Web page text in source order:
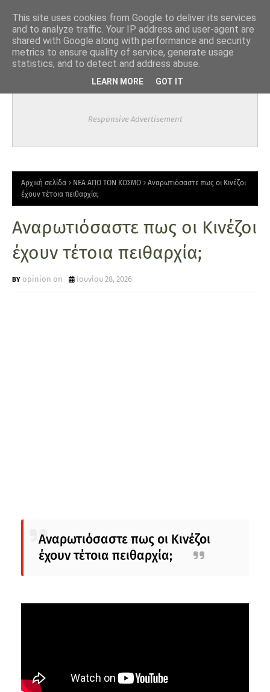
Responsive Advertisement
Αρχική σελίδα ΝΕΑ ΑΠΟ ΤΟΝ ΚΟΣΜΟ
Αναρωτιόσαστε πως οι Κινέζοι
έχουν τέτοια πειθαρχία;
Αναρωτιόσαστε πως οι Κινέζοι
έχουν τέτοια πειθαρχία;
opinion on Ιουνίου 28, 2026
Αναρωτιόσαστε πως οι Κινέζοι
έχουν τέτοια πειθαρχία;
This site uses cookies from Google to deliver its services
and to analyze traffic. Your IP address and user-agent are
shared with Google along with performance and security
metrics to ensure quality of service, generate usage
statistics, and to detect and address abuse.
LEARN MORE GOT IT